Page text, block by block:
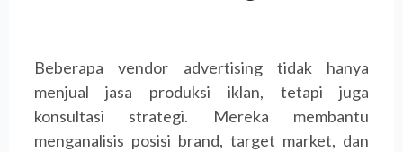
Beberapa vendor advertising tidak hanya
menjual jasa produksi iklan, tetapi juga
konsultasi strategi. Mereka membantu
menganalisis posisi brand, target market, dan